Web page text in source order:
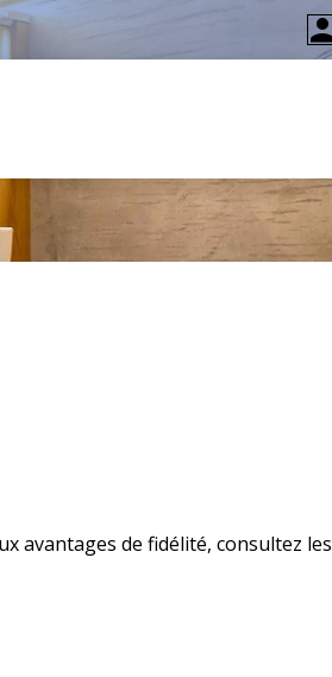
avantages de fidélité, consultez les